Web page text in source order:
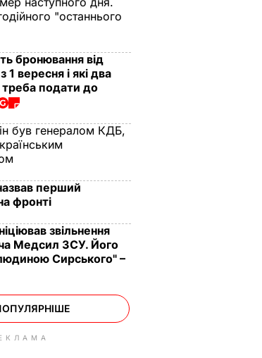
"останнього
бронювання від
з 1 вересня і які два
подати до
був генералом КДБ,
перший
фронті
звільнення
Медсил ЗСУ. Його
Сирського" –